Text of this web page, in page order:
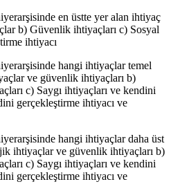
en üstte yer alan ihtiyaç
b) Güvenlik ihtiyaçları c) Sosyal
ihtiyacı
hangi ihtiyaçlar temel
ve güvenlik ihtiyaçları b)
c) Saygı ihtiyaçları ve kendini
gerçekleştirme ihtiyacı ve
hangi ihtiyaçlar daha üst
ihtiyaçlar ve güvenlik ihtiyaçları b)
c) Saygı ihtiyaçları ve kendini
gerçekleştirme ihtiyacı ve